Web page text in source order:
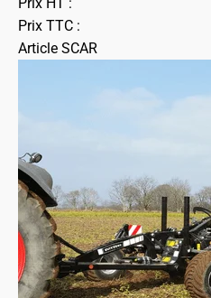
Prix TTC :
Article SCAR